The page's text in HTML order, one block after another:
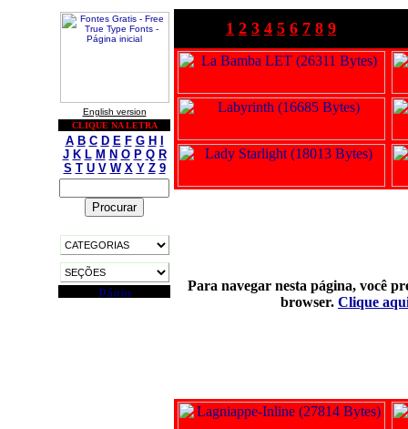
English version
CLIQUE NA LETRA
A B C D E F G H
J K L M N O P Q R
S T U V W X Y Z 9
1 2 3 4 5 6 7 8 9
Para navegar nesta página, você
browser. Clique